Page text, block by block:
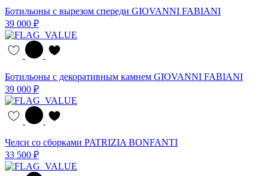
Ботильоны с вырезом спереди GIOVANNI FABIANI
39 000 ₽
Ботильоны с декоративным камнем GIOVANNI FABIANI
39 000 ₽
Челси со сборками PATRIZIA BONFANTI
33 500 ₽